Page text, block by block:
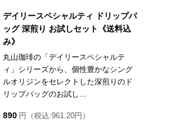
デイリースペシャルティ ドリップバ
ッグ 深煎り お試しセット《送料込
み》
丸山珈琲の「デイリースペシャルテ
ィ」シリーズから、個性豊かなシング
ルオリジンをセレクトした深煎りのド
リップバッグのお試し...
890 円（税込:961.20円）